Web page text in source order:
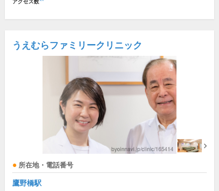
アクセス数
うえむらファミリークリニック
所在地・電話番号
鷹野橋駅